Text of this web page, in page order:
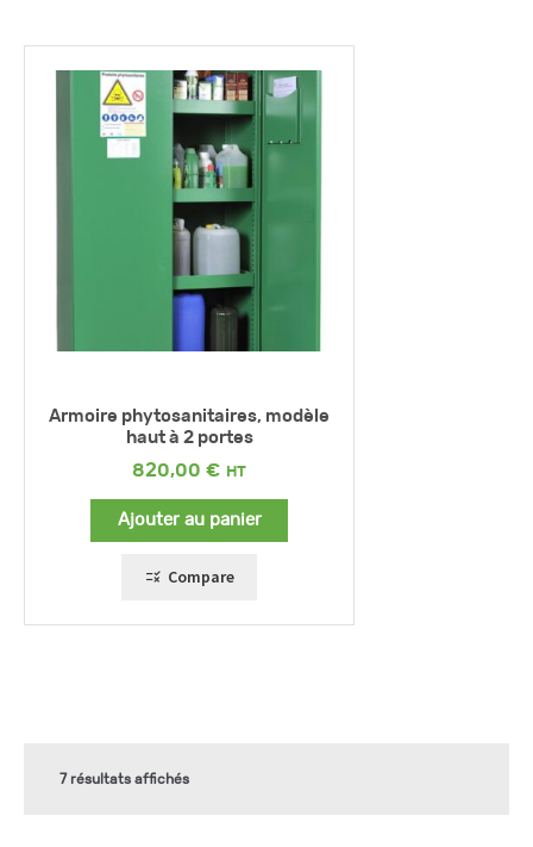
Armoire phytosanitaires, modèle
haut à 2 portes
820,00 €
Ajouter au panier
Compare
7 résultats affichés